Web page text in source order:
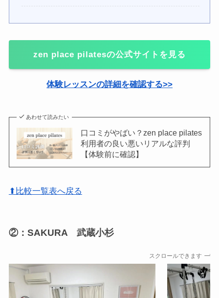
zen place pilatesの公式サイトを見る
体験レッスンの詳細を確認する>>
あわせて読みたい
口コミがやばい？zen place pilates
利用者の良い悪いリアルな評判
【体験前に確認】
⬆比較一覧表へ戻る
②：SAKURA 武蔵小杉
スクロールできます